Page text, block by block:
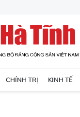
CHÍNH TRỊ KINH TẾ